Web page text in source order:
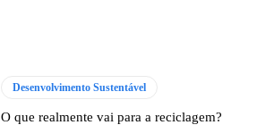
Desenvolvimento Sustentável
O que realmente vai para a reciclagem?